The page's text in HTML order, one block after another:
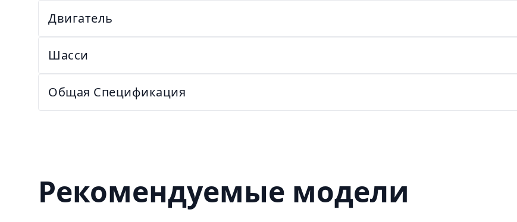
Двигатель
Шасси
Общая Спецификация
Рекомендуемые модели